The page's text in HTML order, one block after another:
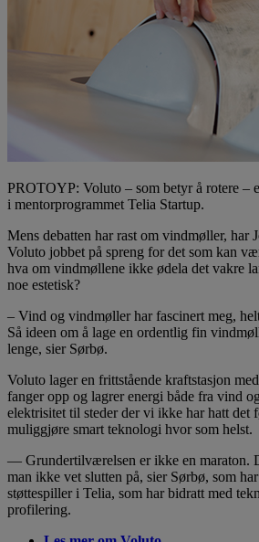
PROTOYP: Voluto – som betyr å rotere –
i mentorprogrammet Telia Startup.
Mens debatten har rast om vindmøller, har
Voluto jobbet på spreng for det som kan
hva om vindmøllene ikke ødela det vakre
noe estetisk?
– Vind og vindmøller har fascinert meg,
Så ideen om å lage en ordentlig fin
lenge, sier Sørbø.
Voluto lager en frittstående kraftstasjon
fanger opp og lagrer energi både fra vind
elektrisitet til steder der vi ikke har hatt det
muliggjøre smart teknologi hvor som helst.
— Grundertilværelsen er ikke en maraton.
man ikke vet slutten på, sier Sørbø, som
støttespiller i Telia, som har bidratt med
profilering.